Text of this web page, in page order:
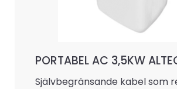
PORTABEL AC 3,5KW
Självbegränsande kabel som